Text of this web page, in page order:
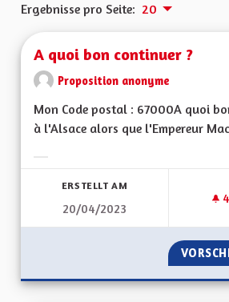
Ergebnisse pro Seite: 20
A quoi bon continuer ?
Proposition anonyme
Mon Code postal : 67000A quoi
à l'Alsace alors que l'Empereur
ERSTELLT AM
20/04/2023